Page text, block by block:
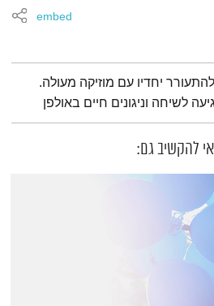
embed
יחדיו עם מוזיקה מעולה.
לשיחה וניגונים חיים באולפן
להקשיב גם: